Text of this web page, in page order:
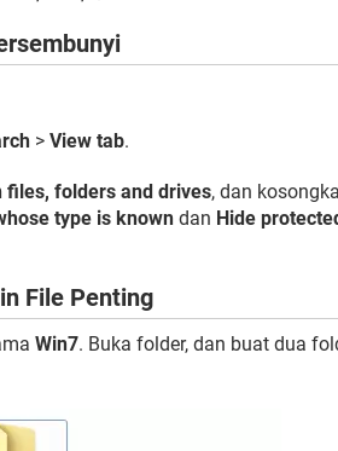
> View tab.
files, folders and drives, dan
type is known dan Hide
File Penting
Win7. Buka folder, dan buat dua